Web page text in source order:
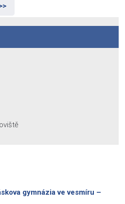
gymnázia ve vesmíru –